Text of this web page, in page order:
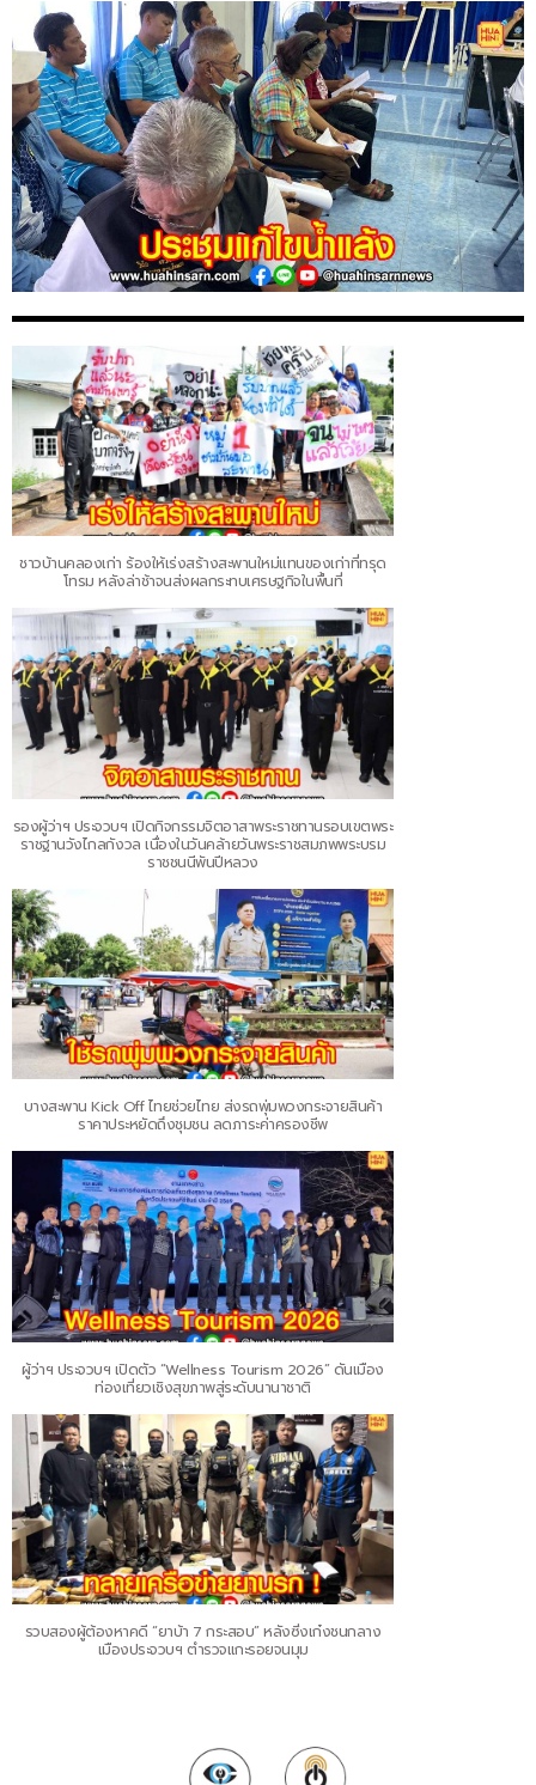
ชาวบ้านคลองเก่า ร้องให้เร่งสร้างสะพานใหม่แทนของเก่าที่ทรุด
โทรม หลังล่าช้าจนส่งผลกระทบเศรษฐกิจในพื้นที่
รองผู้ว่าฯ ประจวบฯ เปิดกิจกรรมจิตอาสาพระราชทานรอบเขตพระ
ราชฐานวังไกลกังวล เนื่องในวันคล้ายวันพระราชสมภพพระบรม
ราชชนนีพันปีหลวง
บางสะพาน Kick Off ไทยช่วยไทย ส่งรถพุ่มพวงกระจายสินค้า
ราคาประหยัดถึงชุมชน ลดภาระค่าครองชีพ
ผู้ว่าฯ ประจวบฯ เปิดตัว “Wellness Tourism 2026” ดันเมือง
ท่องเที่ยวเชิงสุขภาพสู่ระดับนานาชาติ
รวบสองผู้ต้องหาคดี “ยาบ้า 7 กระสอบ” หลังซิ่งเก๋งชนกลาง
เมืองประจวบฯ ตำรวจแกะรอยจนมุม